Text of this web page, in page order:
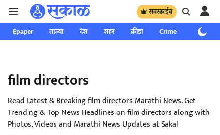
सबस्क्राईब
Epaper ताज्या देश शहर क्रीडा Crime साप्ताहिक
film directors
Read Latest & Breaking film directors Marathi News. Get
Trending & Top News Headlines on film directors along with
Photos, Videos and Marathi News Updates at Sakal